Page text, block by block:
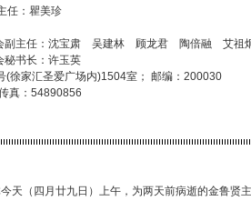
任：瞿美珍
主任：沈宝肃 吴建林 顾龙君 陶倍融 艾祖
书长：许玉英
家汇圣爱广场内)1504室； 邮编：200030
真：54890856
天（四月廿九日）上午，为两天前病逝的金鲁贤